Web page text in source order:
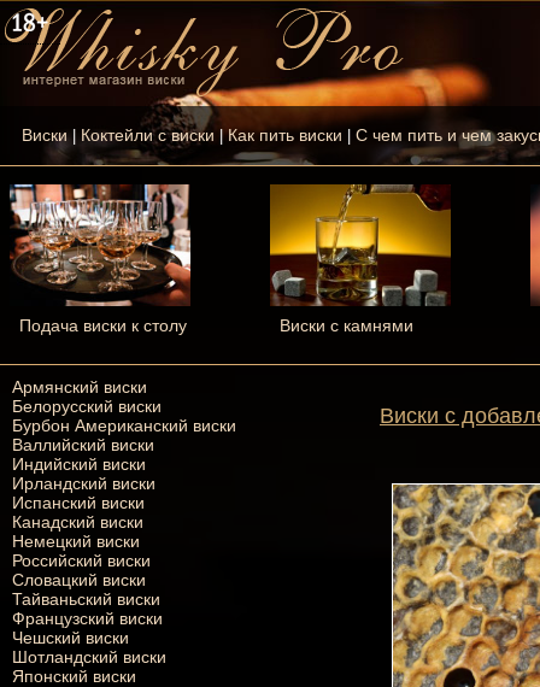
Виски| Коктейли с виски |Как пить виски С чем пить и чем
Подача виски к столу Виски с камнями
Армянский виски
Белорусский виски
Бурбон Американский виски
Валлийский виски
Индийский виски
Ирландский виски
Испанский виски
Канадский виски
Немецкий виски
Российский виски
Словацкий виски
Тайваньский виски
Французский виски
Чешский виски
Шотландский виски
Японский виски
Виски с